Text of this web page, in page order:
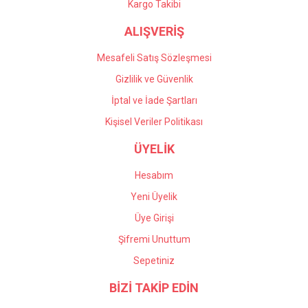
Kargo Takibi
ALIŞVERİŞ
Mesafeli Satış Sözleşmesi
Gizlilik ve Güvenlik
İptal ve İade Şartları
Kişisel Veriler Politikası
ÜYELİK
Hesabım
Yeni Üyelik
Üye Girişi
Şifremi Unuttum
Sepetiniz
BİZİ TAKİP EDİN